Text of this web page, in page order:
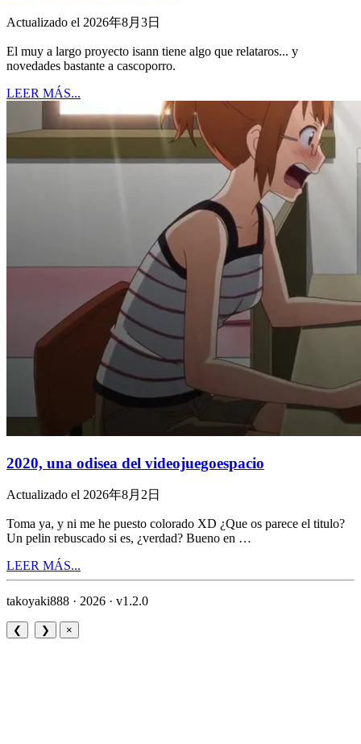
Actualizado el 2026年8月3日
El muy a largo proyecto isann tiene algo que relataros... y
novedades bastante a cascoporro.
LEER MÁS...
2020, una odisea del videojuegoespacio
Actualizado el 2026年8月2日
Toma ya, y ni me he puesto colorado XD ¿Que os parece el titulo?
Un pelin rebuscado si es, ¿verdad? Bueno en …
LEER MÁS...
takoyaki888 · 2026 · v1.2.0
❮ ❯ ×